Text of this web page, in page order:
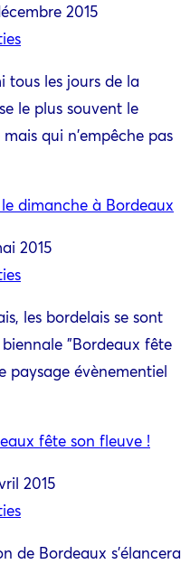
2015
tous les jours de la
le plus souvent le
qui n'empêche pas
dimanche à Bordeaux
2015
les bordelais se sont
"Bordeaux fête
paysage évènementiel
fête son fleuve !
2015
de Bordeaux s'élancera